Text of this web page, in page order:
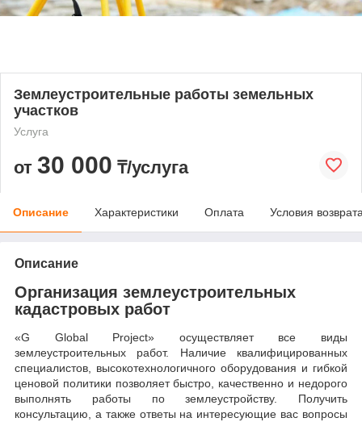
Землеустроительные работы земельных
участков
Услуга
от 30 000 ₸/услуга
Описание Характеристики Оплата Условия
Описание
Организация землеустроительных
кадастровых работ
«G Global Project» осуществляет все виды
землеустроительных работ. Наличие квалифицированных
специалистов, высокотехнологичного оборудования и гибкой
ценовой политики позволяет быстро, качественно и недорого
выполнять работы по землеустройству. Получить
консультацию, а также ответы на интересующие вас вопросы